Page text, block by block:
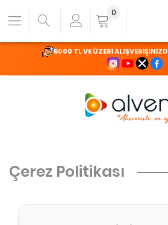
5000 TL VE ÜZERİ
0
Çerez Politikası